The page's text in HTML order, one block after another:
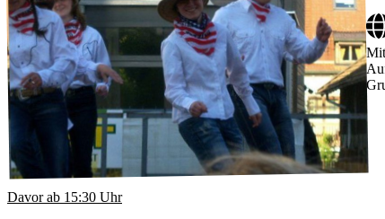
Davor ab 15:30 Uhr